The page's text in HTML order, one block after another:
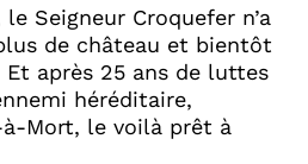
Seigneur Croquefer n’a
de château et bientôt
après 25 ans de luttes
héréditaire,
à-Mort, le voilà prêt à